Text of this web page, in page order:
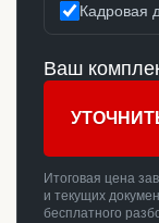
Кадровая
Ваш
Итоговая цена
и текущих
бесплатного